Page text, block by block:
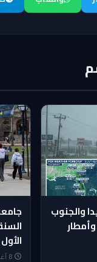
والجنوب
الأول